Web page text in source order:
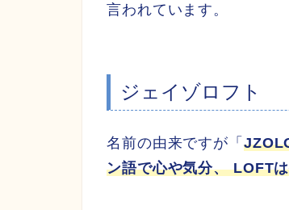
言われています。
ジェイゾロフト
名前の由来ですが「
ン語で心や気分、 LOFT